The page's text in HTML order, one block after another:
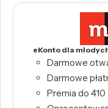
eKonto dla
Darmowe
Darmowe
Premia do 410